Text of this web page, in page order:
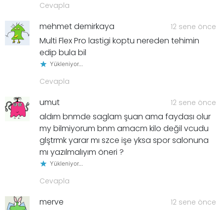
Cevapla
mehmet demirkaya 12 sene önce
Multi Flex Pro lastigi koptu nereden tehimin
edip bula bil
Yükleniyor...
Cevapla
umut 12 sene önce
aldım bnmde saglam şuan ama faydası olur
my bilmiyorum bnm amacm kilo değil vcudu
glştrmk yarar mı szce işe yksa spor salonuna
mı yazılmalıyım öneri ?
Yükleniyor...
Cevapla
merve 12 sene önce